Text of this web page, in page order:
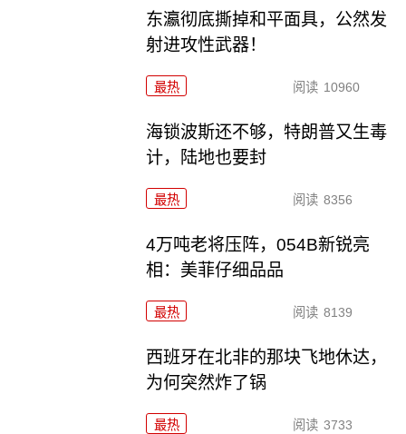
东瀛彻底撕掉和平面具，公然发
射进攻性武器！
最热 阅读 10960
海锁波斯还不够，特朗普又生毒
计，陆地也要封
最热 阅读 8356
4万吨老将压阵，054B新锐亮
相：美菲仔细品品
最热 阅读 8139
西班牙在北非的那块飞地休达，
为何突然炸了锅
最热 阅读 3733